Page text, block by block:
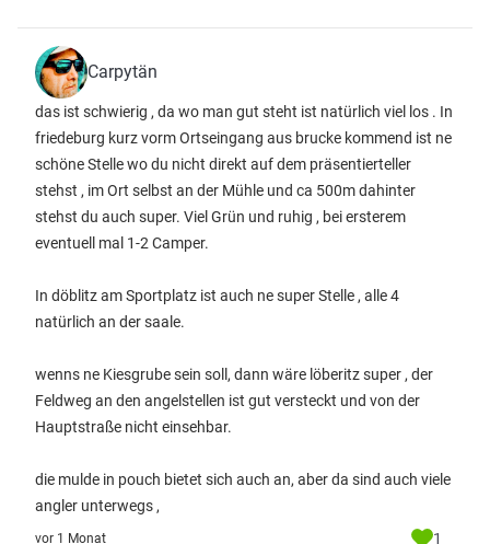
Carpytän
das ist schwierig , da wo man gut steht ist natürlich viel los . In
friedeburg kurz vorm Ortseingang aus brucke kommend ist ne
schöne Stelle wo du nicht direkt auf dem präsentierteller
stehst , im Ort selbst an der Mühle und ca 500m dahinter
stehst du auch super. Viel Grün und ruhig , bei ersterem
eventuell mal 1-2 Camper.
In döblitz am Sportplatz ist auch ne super Stelle , alle 4
natürlich an der saale.
wenns ne Kiesgrube sein soll, dann wäre löberitz super , der
Feldweg an den angelstellen ist gut versteckt und von der
Hauptstraße nicht einsehbar.
die mulde in pouch bietet sich auch an, aber da sind auch viele
angler unterwegs ,
vor 1 Monat 1